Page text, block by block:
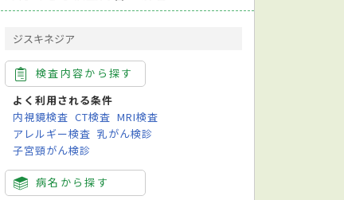
ジスキネジア
検査内容から探す
よく利用される条件
内視鏡検査 CT検査 MRI検査
アレルギー検査 乳がん検診
子宮頸がん検診
病名から探す